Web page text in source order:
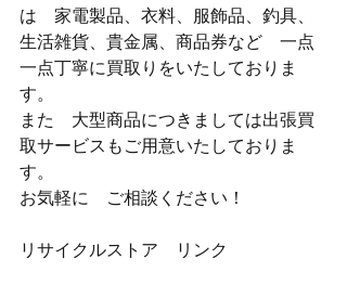
は　家電製品、衣料、服飾品、釣具、
生活雑貨、貴金属、商品券など　一点
一点丁寧に買取りをいたしておりま
す。
また　大型商品につきましては出張買
取サービスもご用意いたしておりま
す。
お気軽に　ご相談ください！
リサイクルストア　リンク